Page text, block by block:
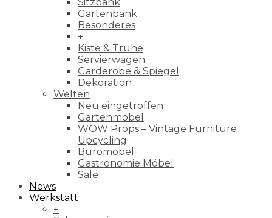
Gartenbank
Besonderes
+
Kiste & Truhe
Servierwagen
Garderobe & Spiegel
Dekoration
Welten
Neu eingetroffen
Gartenmöbel
WOW Props – Vintage Furniture
Upcycling
Büromöbel
Gastronomie Möbel
Sale
News
Werkstatt
+